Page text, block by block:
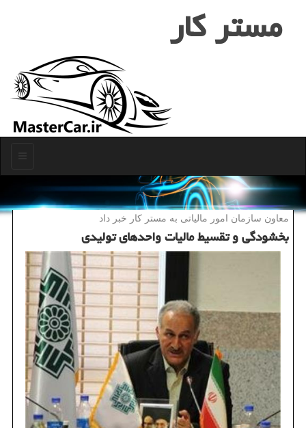
مستر كار
معاون سازمان امور مالیاتی به مستر كار خبر داد
بخشودگی و تقسیط مالیات واحدهای تولیدی